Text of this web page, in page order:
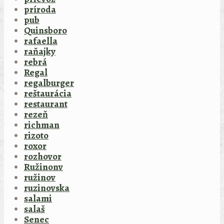
príroda
pub
Quinsboro
rafaella
raňajky
rebrá
Regal
regalburger
reštaurácia
restaurant
rezeň
richman
rizoto
roxor
rozhovor
Ružinonv
ružinov
ruzinovska
salami
salaš
Senec